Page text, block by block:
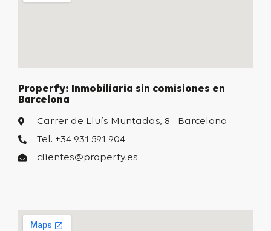
Properfy: Inmobiliaria sin comisiones en
Barcelona
Carrer de Lluís Muntadas, 8 - Barcelona
Tel. +34 931 591 904
clientes@properfy.es